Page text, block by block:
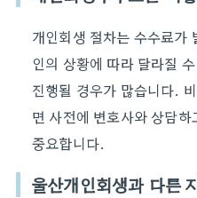
개인회생 절차는 수수료가
인의 상황에 따라 달라질
진행될 경우가 많습니다.
면 사전에 변호사와 상담
중요합니다.
울산개인회생과 다른